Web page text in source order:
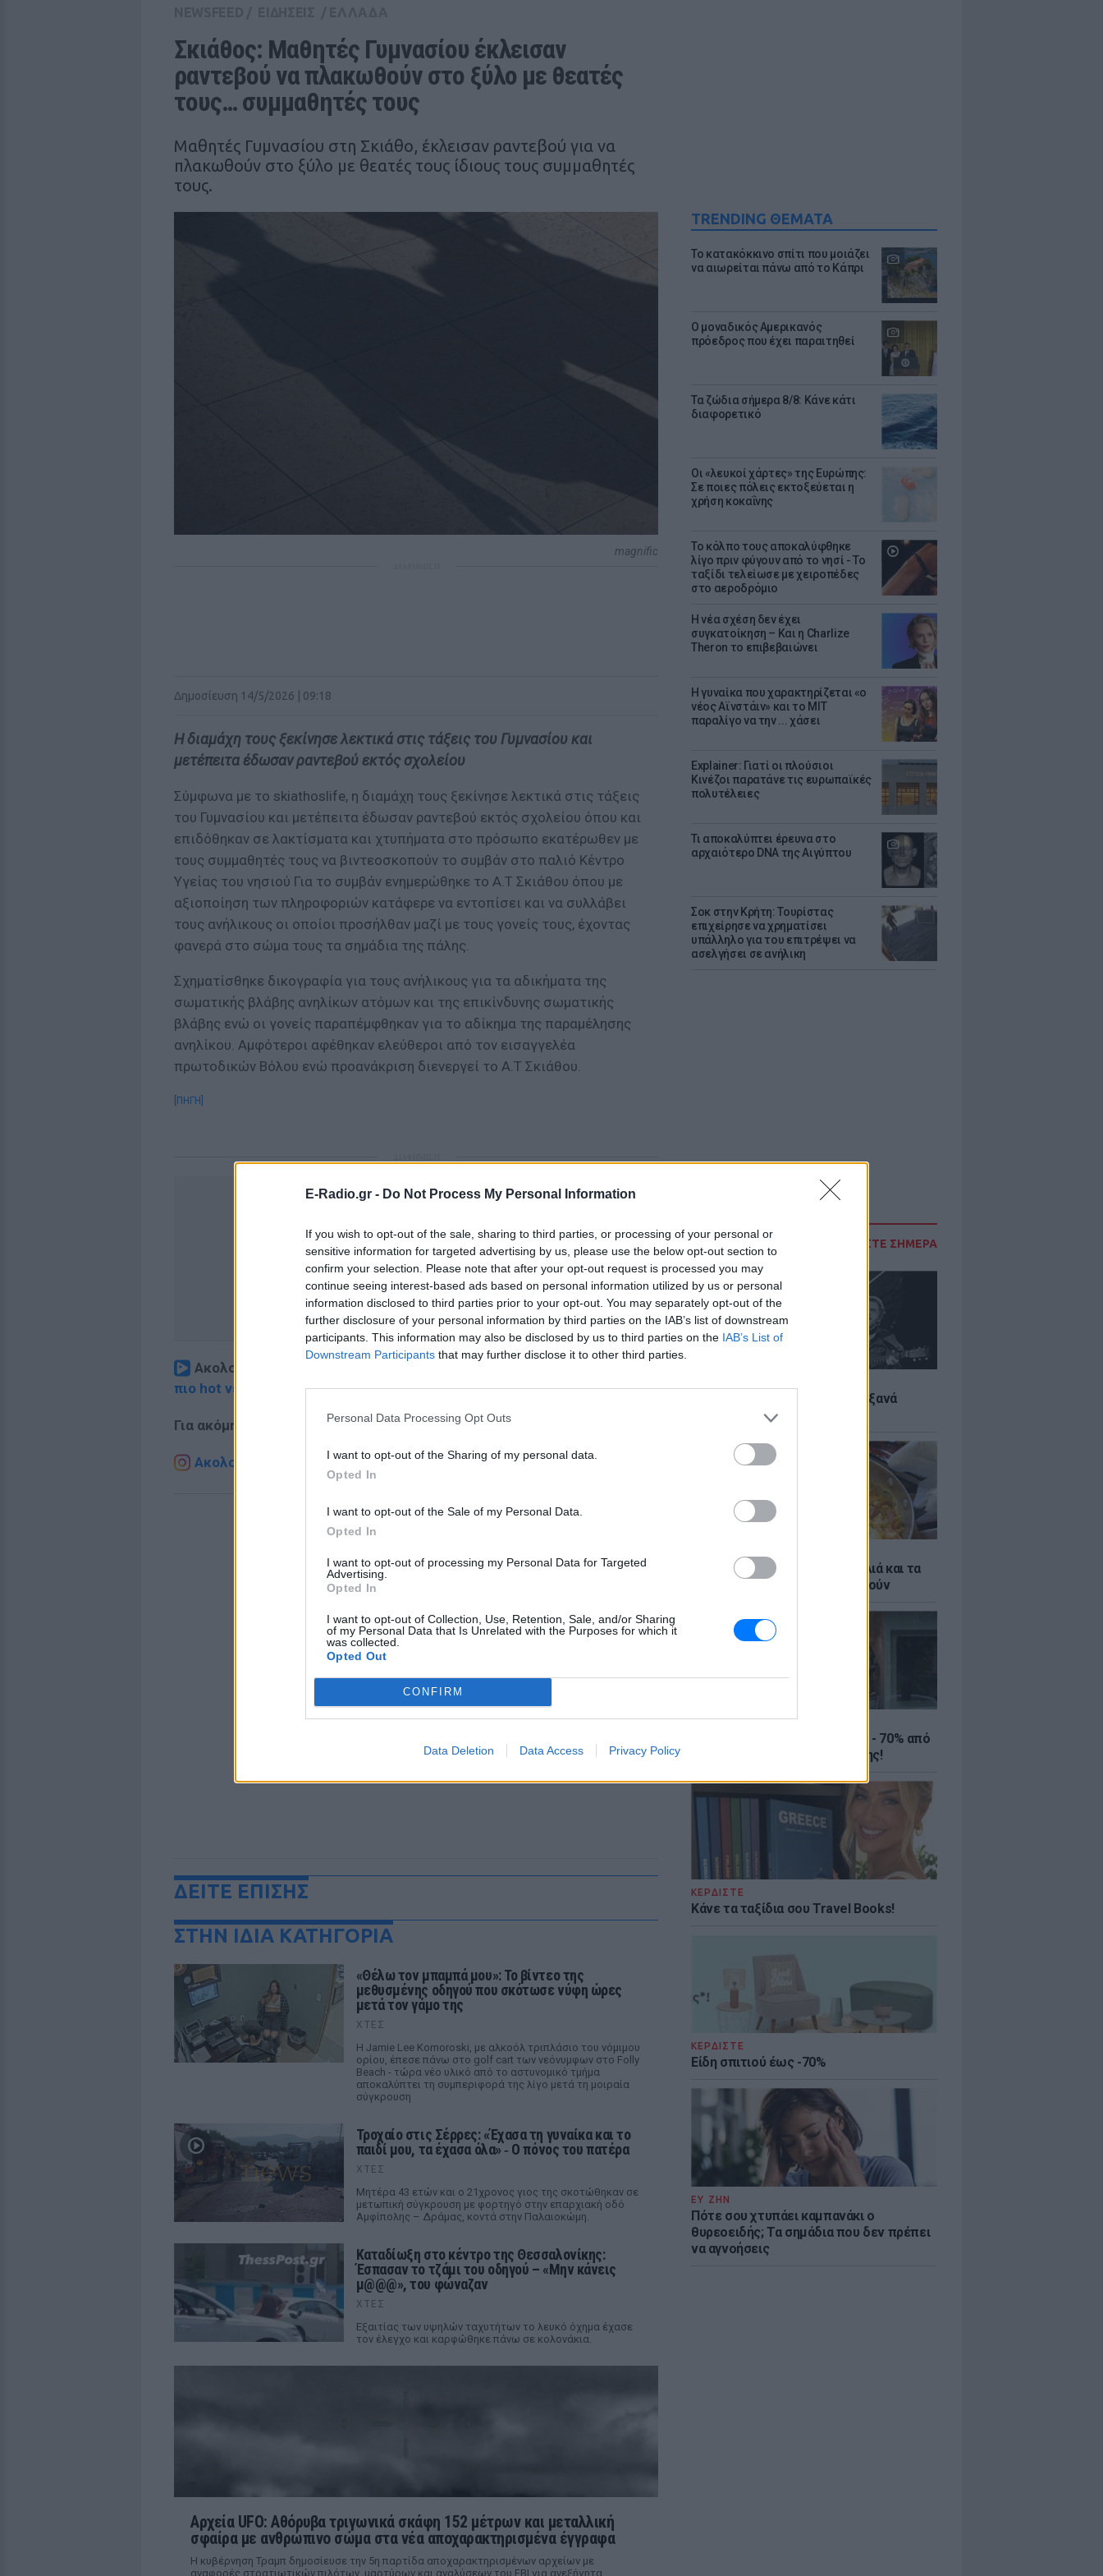
E-Radio.gr - Do Not Process My Personal Information
If you wish to opt-out of the sale, sharing to third parties, or processing of your personal or
sensitive information for targeted advertising by us, please use the below opt-out section to
confirm your selection. Please note that after your opt-out request is processed you may
continue seeing interest-based ads based on personal information utilized by us or personal
information disclosed to third parties prior to your opt-out. You may separately opt-out of the
further disclosure of your personal information by third parties on the IAB’s list of downstream
participants. This information may also be disclosed by us to third parties on the IAB’s List of
Downstream Participants that may further disclose it to other third parties.
Personal Data Processing Opt Outs
I want to opt-out of the Sharing of my personal data.
Opted In
I want to opt-out of the Sale of my Personal Data.
Opted In
I want to opt-out of processing my Personal Data for Targeted
Advertising.
Opted In
I want to opt-out of Collection, Use, Retention, Sale, and/or Sharing
of my Personal Data that Is Unrelated with the Purposes for which it
was collected.
Opted Out
CONFIRM
Data Deletion Data Access Privacy Policy
TRENDING ΘΕΜΑΤΑ
Το κατακόκκινο σπίτι που μοιάζει
να αιωρείται πάνω από το Κάπρι
Ο μοναδικός Αμερικανός
πρόεδρος που έχει παραιτηθεί
Τα ζώδια σήμερα 8/8: Κάνε κάτι
διαφορετικό
Οι «λευκοί χάρτες» της Ευρώπης:
Σε ποιες πόλεις εκτοξεύεται η
χρήση κοκαΐνης
Το κόλπο τους αποκαλύφθηκε
λίγο πριν φύγουν από το νησί - Το
ταξίδι τελείωσε με χειροπέδες
στο αεροδρόμιο
Η νέα σχέση δεν έχει
συγκατοίκηση – Και η Charlize
Theron το επιβεβαιώνει
Η γυναίκα που χαρακτηρίζεται «ο
νέος Αϊνστάιν» και το MIT
παραλίγο να την ... χάσει
Explainer: Γιατί οι πλούσιοι
Κινέζοι παρατάνε τις ευρωπαϊκές
πολυτέλειες
Τι αποκαλύπτει έρευνα στο
αρχαιότερο DNA της Αιγύπτου
Σοκ στην Κρήτη: Τουρίστας
επιχείρησε να χρηματίσει
υπάλληλο για του επιτρέψει να
ασελγήσει σε ανήλικη
ΔΙΑΒΑΣΤΕ ΣΗΜΕΡΑ
5 one-hit wonders που έγιναν ξανά
διάσημοι από… ατύχημα
Ελληνικό γιαούρτι: Μία κουταλιά και τα
scrambled eggs θα απογειωθούν
ΚΕΡΔΙΣΤΕ
Καλοκαιρινές εκπτώσεις έως - 70% από
τα μεγαλύτερα eshops ένδυσης!
ΚΕΡΔΙΣΤΕ
Κάνε τα ταξίδια σου Travel Books!
ΚΕΡΔΙΣΤΕ
Είδη σπιτιού έως -70%
ΕΥ ΖΗΝ
Πότε σου χτυπάει καμπανάκι ο
θυρεοειδής; Τα σημάδια που δεν πρέπει
να αγνοήσεις
Σκιάθος: Μαθητές Γυμνασίου έκλεισαν
ραντεβού να πλακωθούν στο ξύλο με θεατές
τους… συμμαθητές τους
Μαθητές Γυμνασίου στη Σκιάθο, έκλεισαν ραντεβού για να
πλακωθούν στο ξύλο με θεατές τους ίδιους τους συμμαθητές
τους.
magnific
Δημοσίευση 14/5/2026 | 09:18
H διαμάχη τους ξεκίνησε λεκτικά στις τάξεις του Γυμνασίου και
μετέπειτα έδωσαν ραντεβού εκτός σχολείου
Σύμφωνα με το skiathoslife, η διαμάχη τους ξεκίνησε λεκτικά στις τάξεις
του Γυμνασίου και μετέπειτα έδωσαν ραντεβού εκτός σχολείου όπου και
επιδόθηκαν σε λακτίσματα και χτυπήματα στο πρόσωπο εκατέρωθεν με
τους συμμαθητές τους να βιντεοσκοπούν το συμβάν στο παλιό Κέντρο
Υγείας του νησιού Για το συμβάν ενημερώθηκε το Α.Τ Σκιάθου όπου με
αξιοποίηση των πληροφοριών κατάφερε να εντοπίσει και να συλλάβει
τους ανήλικους οι οποίοι προσήλθαν μαζί με τους γονείς τους, έχοντας
φανερά στο σώμα τους τα σημάδια της πάλης.
Σχηματίσθηκε δικογραφία για τους ανήλικους για τα αδικήματα της
σωματικής βλάβης ανηλίκων ατόμων και της επικίνδυνης σωματικής
βλάβης ενώ οι γονείς παραπέμφθηκαν για το αδίκημα της παραμέλησης
ανηλίκου. Αμφότεροι αφέθηκαν ελεύθεροι από τον εισαγγελέα
πρωτοδικών Βόλου ενώ προανάκριση διενεργεί το Α.Τ Σκιάθου.
[ΠΗΓΗ]
Ακολουθήστε το E-Radio.gr στο
πιο hot νέα
Για ακόμη περισσότερα νέα, μπείτε στηνροή ειδήσεων
Ακολουθήστε το E-Radio.gr και στο Instagram
ΔΕΙΤΕ ΕΠΙΣΗΣ
ΣΤΗΝ ΙΔΙΑ ΚΑΤΗΓΟΡΙΑ
«Θέλω τον μπαμπά μου»: Το βίντεο της
μεθυσμένης οδηγού που σκότωσε νύφη ώρες
μετά τον γάμο της
ΧΤΕΣ
Η Jamie Lee Komoroski, με αλκοόλ τριπλάσιο του νόμιμου
ορίου, έπεσε πάνω στο golf cart των νεόνυμφων στο Folly
Beach - τώρα νέο υλικό από το αστυνομικό τμήμα
αποκαλύπτει τη συμπεριφορά της λίγο μετά τη μοιραία
σύγκρουση
Τροχαίο στις Σέρρες: «Έχασα τη γυναίκα και το
παιδί μου, τα έχασα όλα» ‑ Ο πόνος του πατέρα
ΧΤΕΣ
Μητέρα 43 ετών και ο 21χρονος γιος της σκοτώθηκαν σε
μετωπική σύγκρουση με φορτηγό στην επαρχιακή οδό
Αμφίπολης – Δράμας, κοντά στην Παλαιοκώμη.
Καταδίωξη στο κέντρο της Θεσσαλονίκης:
Έσπασαν το τζάμι του οδηγού – «Μην κάνεις
μ@@@», του φώναζαν
ΧΤΕΣ
Εξαιτίας των υψηλών ταχυτήτων το λευκό όχημα έχασε
τον έλεγχο και καρφώθηκε πάνω σε κολονάκια.
Αρχεία UFO: Αθόρυβα τριγωνικά σκάφη 152 μέτρων και μεταλλική
σφαίρα με ανθρώπινο σώμα στα νέα αποχαρακτηρισμένα έγγραφα
Η κυβέρνηση Τραμπ δημοσίευσε την 5η παρτίδα αποχαρακτηρισμένων αρχείων με
αναφορές στρατιωτικών πιλότων, μαρτύρων και αναλύσεων του FBI για ανεξήγητα